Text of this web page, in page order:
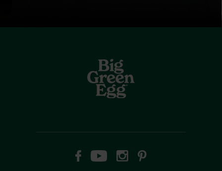
FACEBOOKYOUTUBEINSTAGRAM
PINTEREST